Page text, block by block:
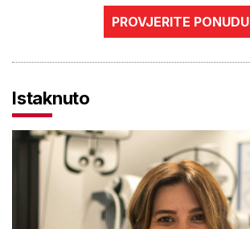
PROVJERITE PONUDU
Istaknuto